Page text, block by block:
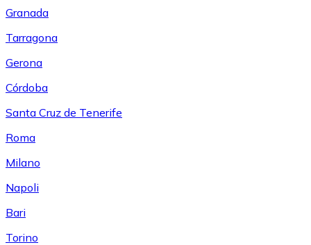
Granada
Tarragona
Gerona
Córdoba
Santa Cruz de Tenerife
Roma
Milano
Napoli
Bari
Torino